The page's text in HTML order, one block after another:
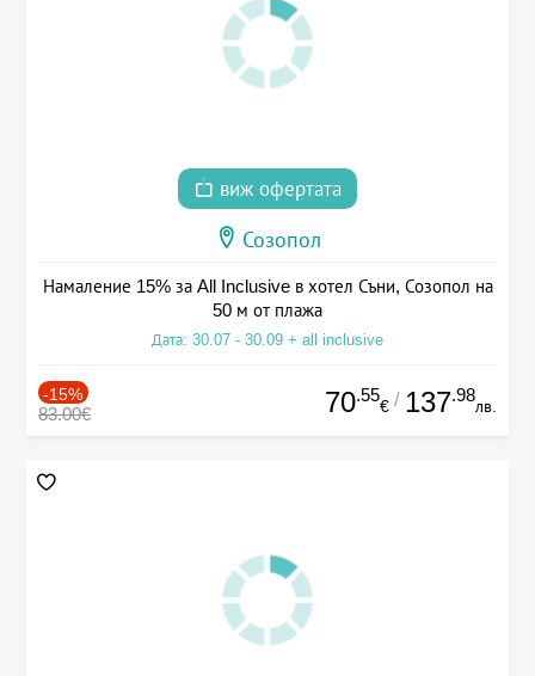
виж офертата
Созопол
Намаление 15% за All Inclusive в хотел Съни, Созопол на
50 м от плажа
Дата: 30.07 - 30.09 + all inclusive
-15%
83.00€ 70.55
€ / 137.98
лв.